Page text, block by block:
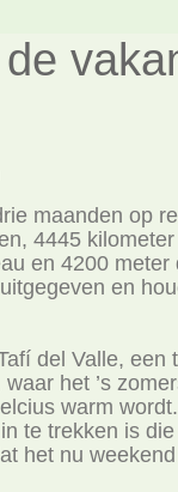
maanden op
4445
en 4200 meter
en
del Valle, een
waar het ’s
warm
te trekken is
het nu